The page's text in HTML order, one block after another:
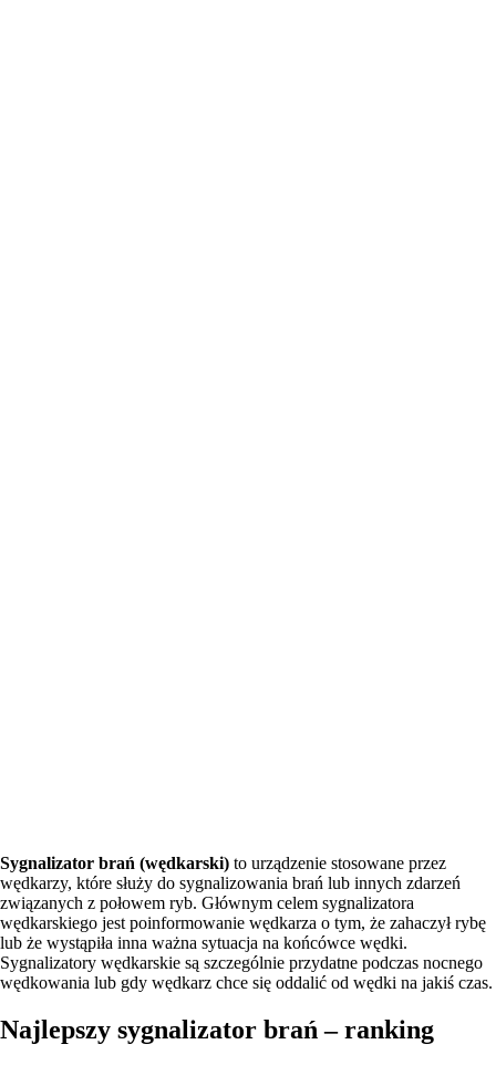
Sygnalizator brań (wędkarski) to urządzenie stosowane przez
wędkarzy, które służy do sygnalizowania brań lub innych zdarzeń
związanych z połowem ryb. Głównym celem sygnalizatora
wędkarskiego jest poinformowanie wędkarza o tym, że zahaczył rybę
lub że wystąpiła inna ważna sytuacja na końcówce wędki.
Sygnalizatory wędkarskie są szczególnie przydatne podczas nocnego
wędkowania lub gdy wędkarz chce się oddalić od wędki na jakiś czas.
Najlepszy sygnalizator brań – ranking